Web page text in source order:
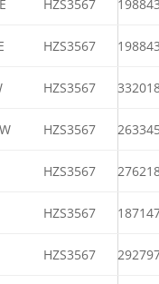
HZS3567
HZS3567
HZS3567
HZS3567
HZS3567
HZS3567
HZS3567